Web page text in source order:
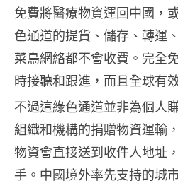
免費將醫療物資運回中國，
色通道的提貨、儲存、轉運
菜鳥網絡都不會收費。完全
時接聽和跟進，而且全球有
不過這綠色通道並非為個人
組織和機構的捐贈物資運輸
物資會直接送到收件人地址
手。中國境外率先支持的城